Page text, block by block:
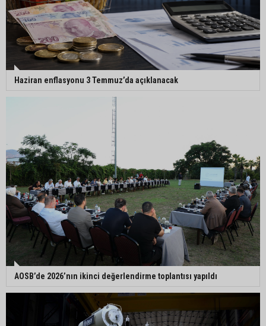
Haziran enflasyonu 3 Temmuz’da açıklanacak
AOSB’de 2026’nın ikinci değerlendirme toplantısı yapıldı